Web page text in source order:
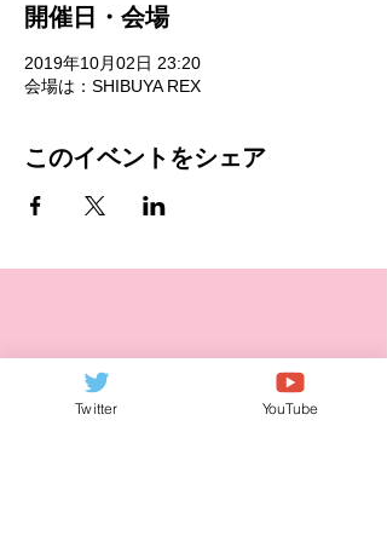
開催日・会場
2019年10月02日 23:20
会場は：SHIBUYA REX
このイベントをシェア
Twitter YouTube